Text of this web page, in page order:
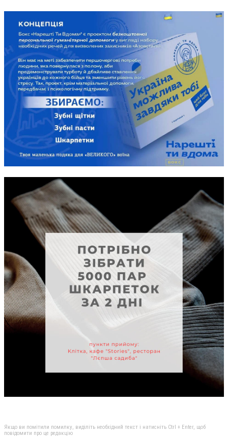
Якщо ви помітили помилку, виділіть необхідний текст і натисніть Ctrl + Enter, щоб
повідомити про це редакцію